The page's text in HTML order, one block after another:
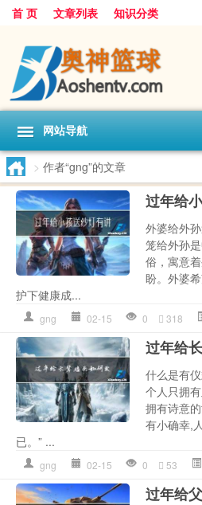
首 页 文章列表 知识分类
网站导航
> 作者“gng”的文章
过年给
外婆给外
笼给外孙
俗，寓意
盼。外婆
护下健康成...
gng 02-15 0 318
过年给
什么是有
个人只拥
拥有诗意
有小确幸,
已。” ...
gng 02-15 0 53
过年给